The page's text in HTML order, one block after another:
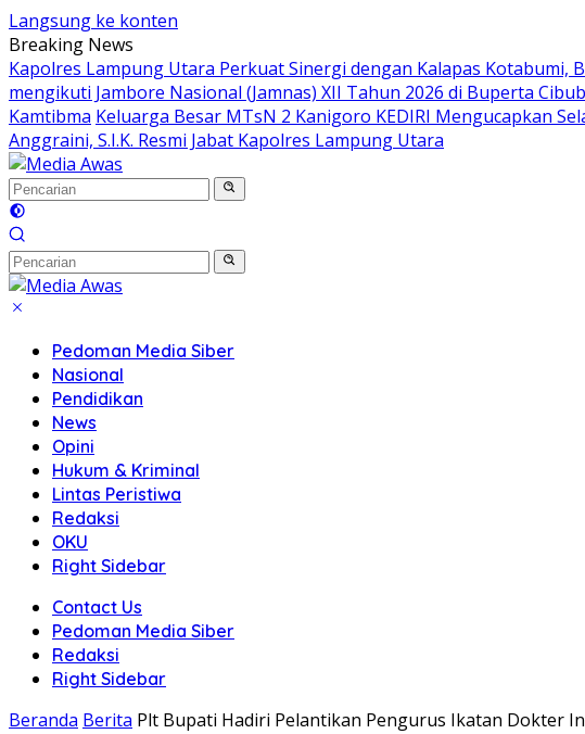
Langsung ke konten
Breaking News
Kapolres Lampung Utara Perkuat Sinergi dengan Kalapas Kotabumi,
mengikuti Jambore Nasional (Jamnas) XII Tahun 2026 di Buperta
Kamtibma Keluarga Besar MTsN 2 Kanigoro KEDIRI Mengucapkan
Anggraini, S.I.K. Resmi Jabat Kapolres Lampung Utara
Pedoman Media Siber
Nasional
Pendidikan
News
Opini
Hukum & Kriminal
Lintas Peristiwa
Redaksi
OKU
Right Sidebar
Contact Us
Pedoman Media Siber
Redaksi
Right Sidebar
Beranda Berita Plt Bupati Hadiri Pelantikan Pengurus Ikatan Dokter